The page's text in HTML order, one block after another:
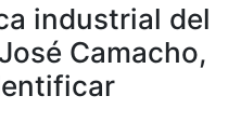
industrial del
Camacho,